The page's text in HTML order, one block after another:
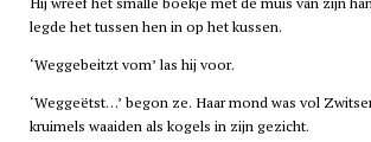
legde het tussen hen in op het kussen.
‘Weggebeitzt vom’ las hij voor.
‘Weggeëtst…’ begon ze. Haar mond was vol
kruimels waaiden als kogels in zijn gezicht.